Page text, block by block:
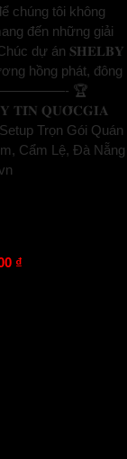
chúng tôi không
đến những giải
dự án 𝐒𝐇𝐄𝐋𝐁𝐘
hồng phát, đông
🏆
𝐓𝐈́𝐍 𝐐𝐔𝐎̂́𝐂𝐆𝐈𝐀
Trọn Gói Quán
Cẩm Lệ, Đà Nẵng
₫